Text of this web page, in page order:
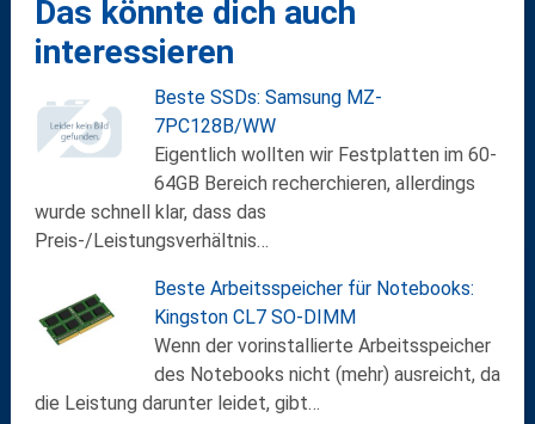
Das könnte dich auch
interessieren
Beste SSDs: Samsung MZ-
7PC128B/WW
Eigentlich wollten wir Festplatten im 60-
64GB Bereich recherchieren, allerdings
wurde schnell klar, dass das
Preis-/Leistungsverhältnis…
Beste Arbeitsspeicher für Notebooks:
Kingston CL7 SO-DIMM
Wenn der vorinstallierte Arbeitsspeicher
des Notebooks nicht (mehr) ausreicht, da
die Leistung darunter leidet, gibt…